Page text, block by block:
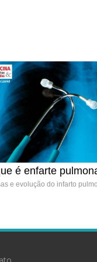
é enfarte
e evolução do infarto